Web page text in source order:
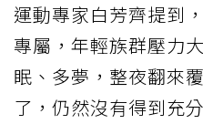
運動專家白芳齊提到
專屬，年輕族群壓力
眠、多夢，整夜翻來
了，仍然沒有得到充